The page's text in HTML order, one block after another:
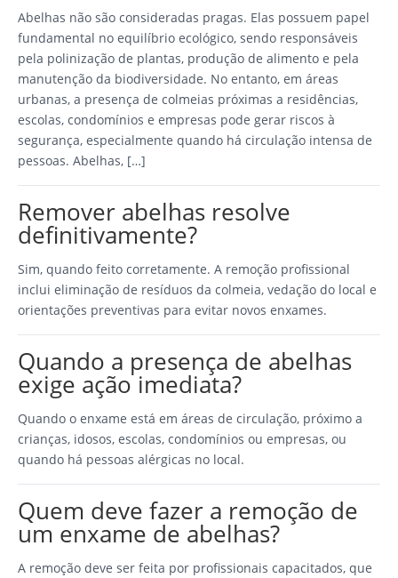
Abelhas não são consideradas pragas. Elas possuem papel
fundamental no equilíbrio ecológico, sendo responsáveis
pela polinização de plantas, produção de alimento e pela
manutenção da biodiversidade. No entanto, em áreas
urbanas, a presença de colmeias próximas a residências,
escolas, condomínios e empresas pode gerar riscos à
segurança, especialmente quando há circulação intensa de
pessoas. Abelhas, […]
Remover abelhas resolve
definitivamente?
Sim, quando feito corretamente. A remoção profissional
inclui eliminação de resíduos da colmeia, vedação do local e
orientações preventivas para evitar novos enxames.
Quando a presença de abelhas
exige ação imediata?
Quando o enxame está em áreas de circulação, próximo a
crianças, idosos, escolas, condomínios ou empresas, ou
quando há pessoas alérgicas no local.
Quem deve fazer a remoção de
um enxame de abelhas?
A remoção deve ser feita por profissionais capacitados, que